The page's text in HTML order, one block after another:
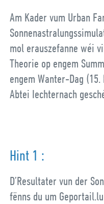
Am Kader vum Urban
mol erauszefanne wéi
Theorie op engem
engem Wanter-Dag
Abtei Iechternach
Hint 1 :
D’Resultater vun der
fënns du um